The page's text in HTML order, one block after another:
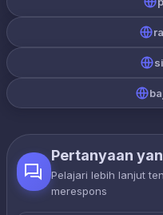
Pertanyaan
Pelajari lebih lanjut
merespons